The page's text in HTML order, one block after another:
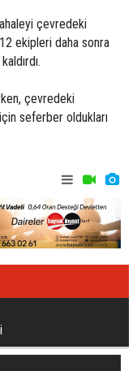
çevredeki
ekipleri daha sonra
çevredeki
seferber oldukları